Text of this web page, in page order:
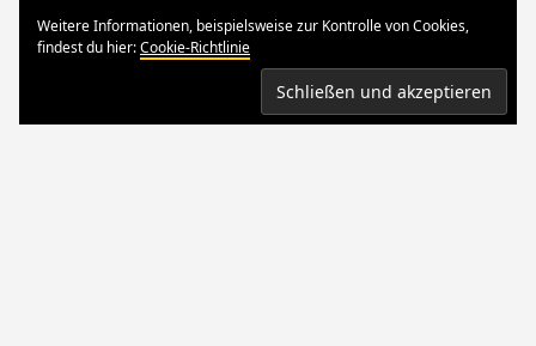
Oktober 2012
März 2012
Weitere Informationen, beispielsweise zur Kontrolle von Cookies,
findest du hier:Cookie-Richtlinie